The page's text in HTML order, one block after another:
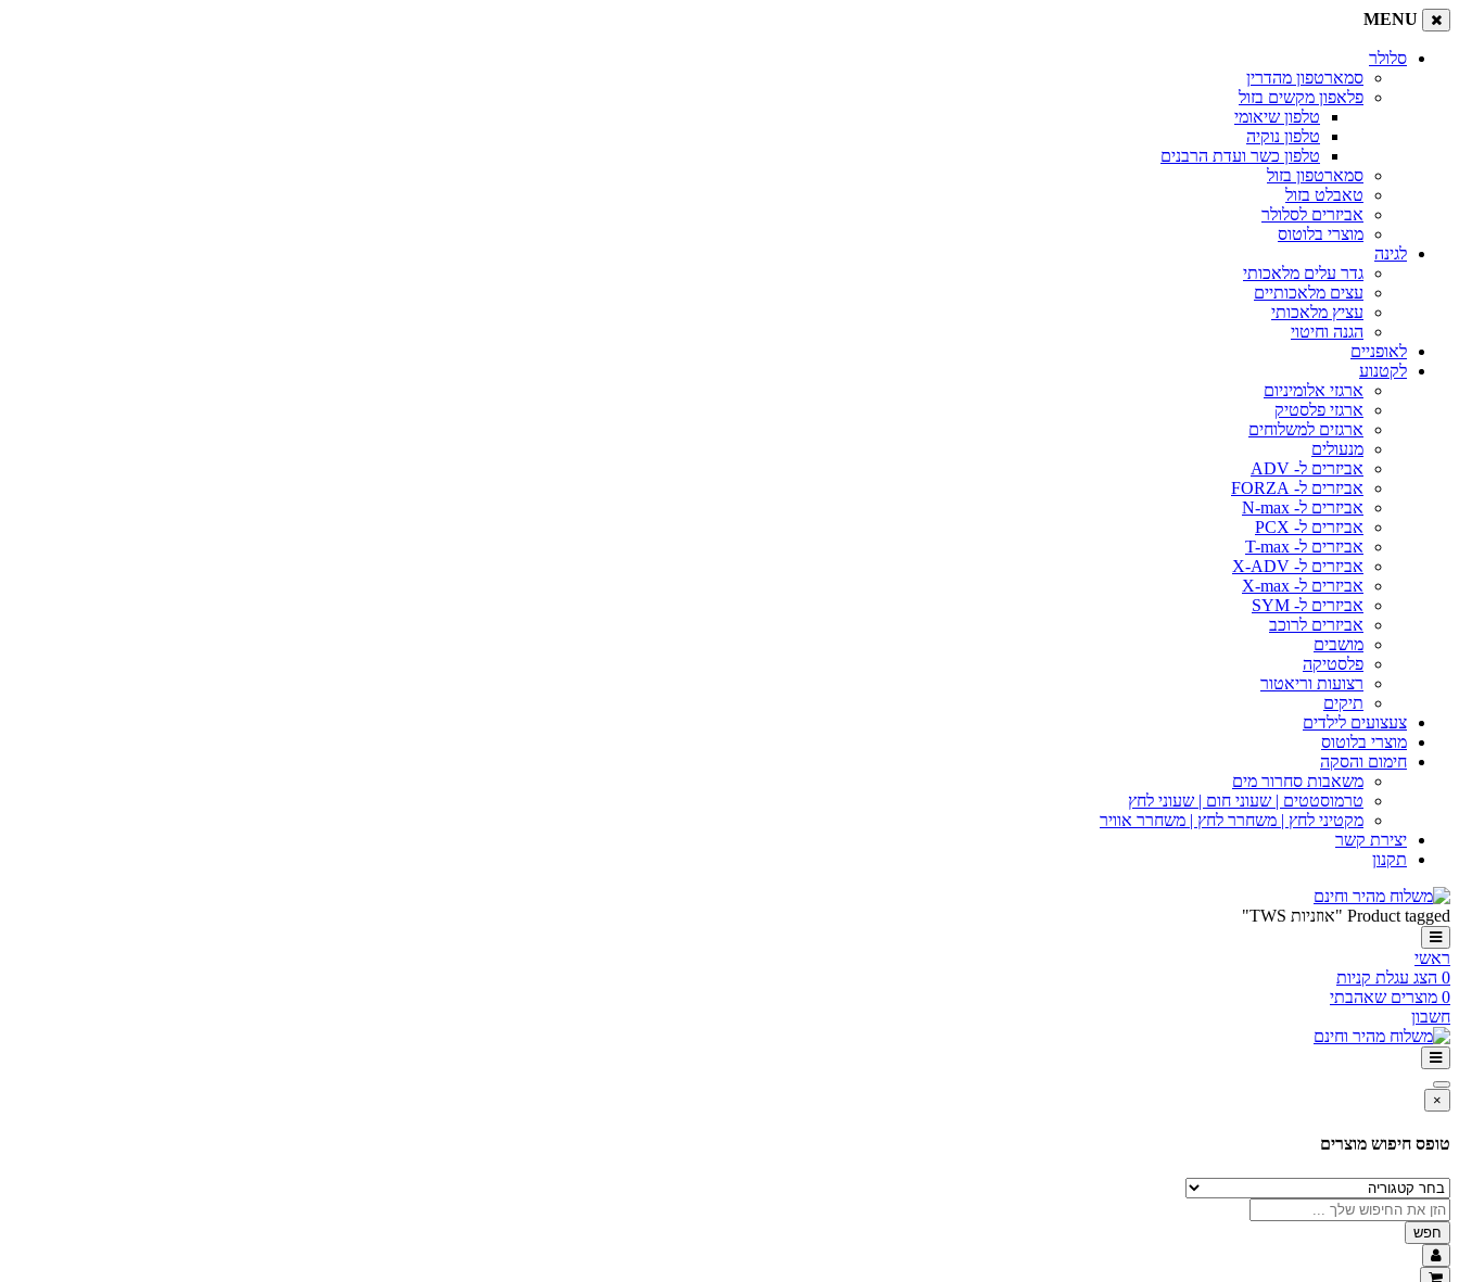
MENU
סלולר
סמארטפון מהדרין
פלאפון מקשים בזול
טלפון שיאומי
טלפון נוקיה
טלפון כשר ועדת הרבנים
סמארטפון בזול
טאבלט בזול
אביזרים לסלולר
מוצרי בלוטוס
לגינה
גדר עלים מלאכותי
עצים מלאכותיים
עציץ מלאכותי
הגנה וחיטוי
לאופניים
לקטנוע
ארגזי אלומיניום
ארגזי פלסטיק
ארגזים למשלוחים
מנעולים
אביזרים ל- ADV
אביזרים ל- FORZA
אביזרים ל- N-max
אביזרים ל- PCX
אביזרים ל- T-max
אביזרים ל- X-ADV
אביזרים ל- X-max
אביזרים ל- SYM
אביזרים לרוכב
מושבים
פלסטיקה
רצועות וריאטור
תיקים
צעצועים לילדים
מוצרי בלוטוס
חימום והסקה
משאבות סחרור מים
טרמוסטטים | שעוני חום | שעוני לחץ
מקטיני לחץ | משחרר לחץ | משחרר אוויר
יצירת קשר
תקנון
Product tagged "אוזניות TWS"
ראשי
0 הצג עגלת קניות
0 מוצרים שאהבתי
חשבון
×
טופס חיפוש מוצרים
חפש